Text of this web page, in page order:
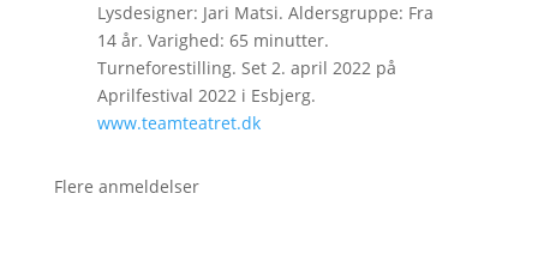
Lysdesigner: Jari Matsi. Aldersgruppe: Fra
14 år. Varighed: 65 minutter.
Turneforestilling. Set 2. april 2022 på
Aprilfestival 2022 i Esbjerg.
www.teamteatret.dk
Flere anmeldelser